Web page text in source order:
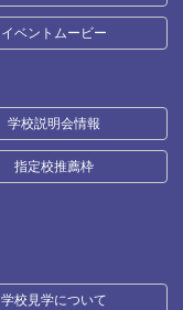
イベントムービー
学校説明会情報
指定校推薦枠
学校見学について